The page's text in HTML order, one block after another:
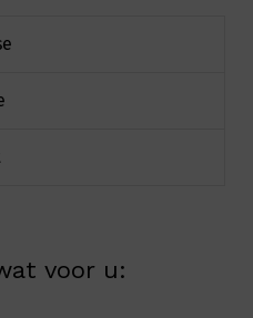
voor u: